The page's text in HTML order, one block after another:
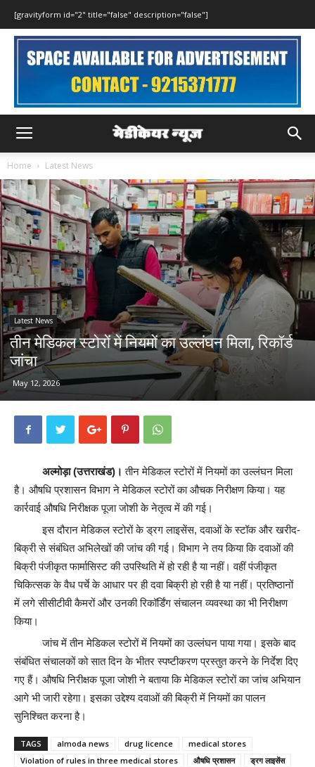
[gravityform id="2" title="false" description="false"]
Home Latest News
Latest News
तीन मेडिकल स्टोरों में नियमों का उल्लंघन मिला, रिकॉर्ड
जांचा
May 12, 2026
अल्मोड़ा (उत्तराखंड)। तीन मेडिकल स्टोरों में नियमों का उल्लंघन मिला
है। औषधि प्रशासन विभाग ने मेडिकल स्टोरों का औचक निरीक्षण किया। यह
कार्रवाई औषधि निरीक्षक पूजा जोशी के नेतृत्व में की गई।
इस दौरान मेडिकल स्टोरों के ड्रग लाइसेंस, दवाओं के स्टॉक और खरीद-
बिक्री से संबंधित अभिलेखों की जांच की गई। विभाग ने तय किया कि दवाओं की
बिक्री पंजीकृत फार्मासिस्ट की उपस्थिति में हो रही है या नहीं। वहीं पंजीकृत
चिकित्सक के वैध पर्चे के आधार पर ही दवा बिक्री हो रही है या नहीं। प्रतिष्ठानों
में लगे सीसीटीवी कैमरों और उनकी रिकॉर्डिंग संचालन व्यवस्था का भी निरीक्षण
किया।
जांच में तीन मेडिकल स्टोरों में नियमों का उल्लंघन पाया गया। इसके बाद
संबंधित संचालकों को सात दिन के भीतर स्पष्टीकरण प्रस्तुत करने के निर्देश दिए
गए हैं। औषधि निरीक्षक पूजा जोशी ने बताया कि मेडिकल स्टोरों का जांच अभियान
आगे भी जारी रहेगा। इसका उद्देश्य दवाओं की बिक्री में नियमों का पालन
सुनिश्चित करना है।
TAGS almoda news drug licence
medical stores
Violation of rules in three medical stores
औषधि प्रशासन
ड्रग लाइसेंस